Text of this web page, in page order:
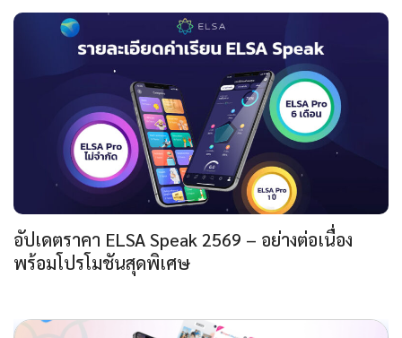
อัปเดตราคา ELSA Speak 2569 – อย่างต่อเนื่อง
พร้อมโปรโมชันสุดพิเศษ